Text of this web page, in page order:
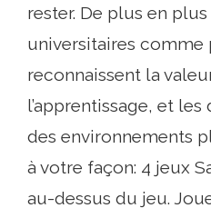
rester. De plus en plus
universitaires comme
reconnaissent la
l’apprentissage, et
des environnements
à votre façon: 4 jeux
au-dessus du jeu.